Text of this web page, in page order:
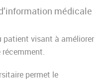
médicale
patient visant à améliorer
permet le